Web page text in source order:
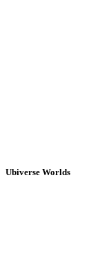
Ubiverse Worlds